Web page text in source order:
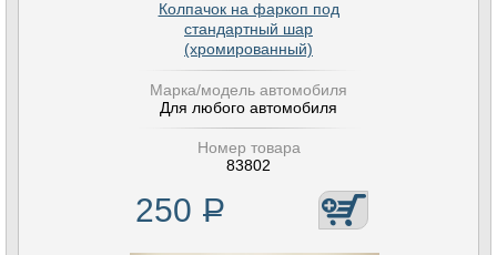
Колпачок на фаркоп под
стандартный шар
(хромированный)
Марка/модель автомобиля
Для любого автомобиля
Номер товара
83802
250 Р